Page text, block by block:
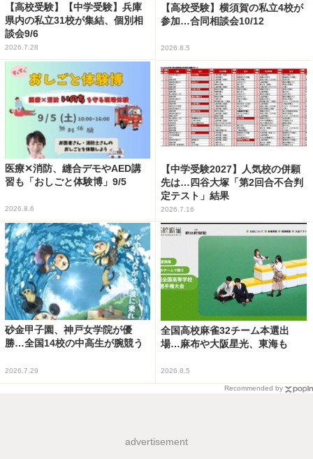
【高校受験】【中学受験】兵庫
県内の私立31校が集結、個別相
談会9/6
2026.7.28
【高校受験】横須賀の私立4校が
参加…合同相談会10/12
2026.8.5
医療✕消防、縫合デモやAED講
習も「おしごと体験博」9/5
2026.8.6
【中学受験2027】人気校の併願
先は…四谷大塚「第2回合不合判
定テスト」結果
2026.7.16
砂金甲子園、神戸女学院が優
勝…全国14校の中高生が腕競う
2026.7.29
全国高校麻雀32チーム本選出
場…麻布や大阪星光、東海も
2026.8.5
Recommended by
advertisement